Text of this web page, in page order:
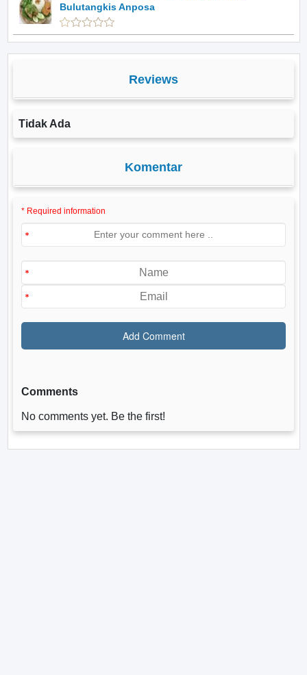
Bulutangkis Anposa
Reviews
Tidak Ada
Komentar
* Required information
Comments
No comments yet. Be the first!